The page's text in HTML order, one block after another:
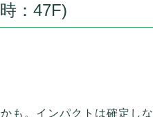
：47F)
も。インパクトは確定しな